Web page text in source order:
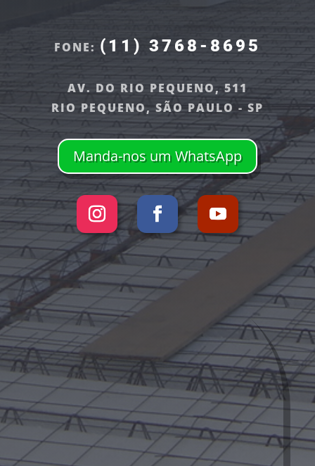
FONE: (11) 3768-8695
AV. DO RIO PEQUENO, 511
RIO PEQUENO, SÃO PAULO - SP
Manda-nos um WhatsApp